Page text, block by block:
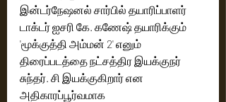
இன்டர்நேஷனல் சார்பில் தயாரிப்பாளர்
டாக்டர் ஐசரி கே. கணேஷ் தயாரிக்கும்
'மூக்குத்தி அம்மன் 2' எனும்
திரைப்படத்தை நட்சத்திர இயக்குநர்
சுந்தர். சி இயக்குகிறார் என
அதிகாரப்பூர்வமாக